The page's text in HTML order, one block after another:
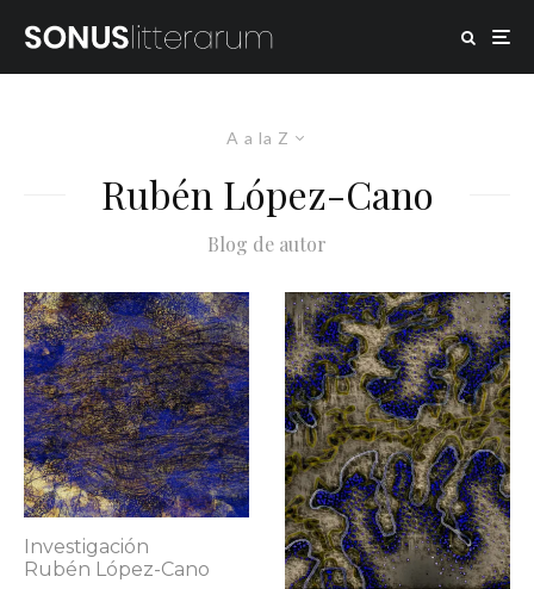
A a la Z
Rubén López-Cano
Blog de autor
Investigación
Rubén López-Cano